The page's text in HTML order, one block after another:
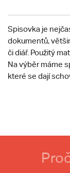
Spisovka je
dokumentů,
či diář. Použitý
Na výběr máme
které se dají